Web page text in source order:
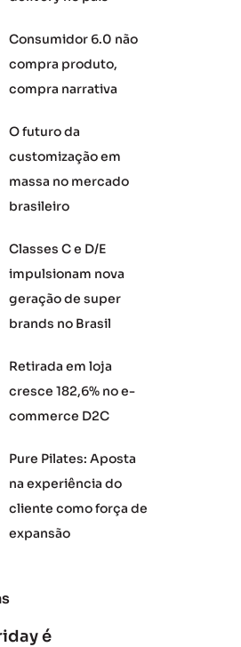
Consumidor 6.0 não
compra produto,
compra narrativa
O futuro da
customização em
massa no mercado
brasileiro
Classes C e D/E
impulsionam nova
geração de super
brands no Brasil
Retirada em loja
cresce 182,6% no e-
commerce D2C
Pure Pilates: Aposta
na experiência do
cliente como força de
expansão
é